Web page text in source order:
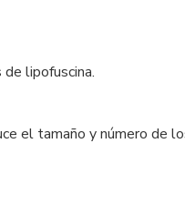
lipofuscina.
el tamaño y número de